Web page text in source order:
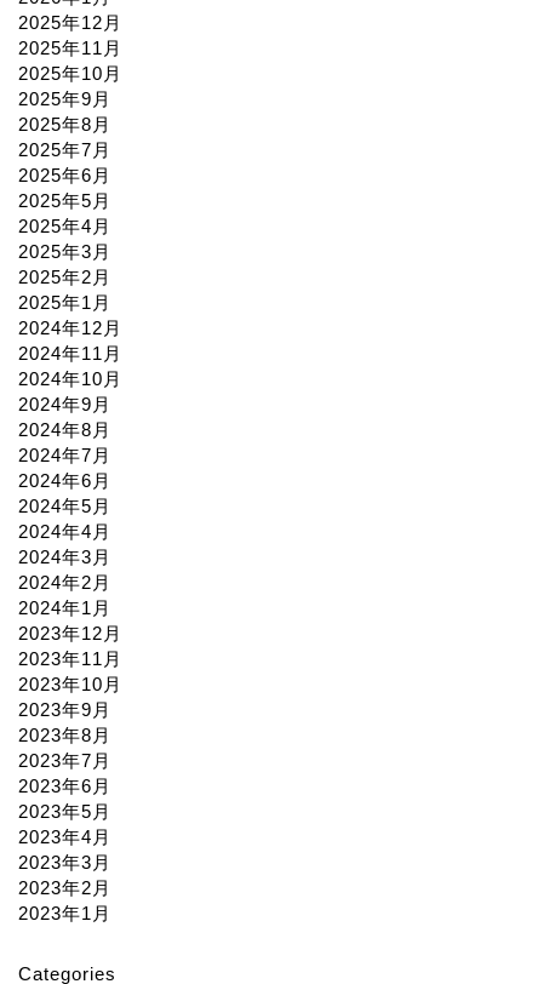
2025年12月
2025年11月
2025年10月
2025年9月
2025年8月
2025年7月
2025年6月
2025年5月
2025年4月
2025年3月
2025年2月
2025年1月
2024年12月
2024年11月
2024年10月
2024年9月
2024年8月
2024年7月
2024年6月
2024年5月
2024年4月
2024年3月
2024年2月
2024年1月
2023年12月
2023年11月
2023年10月
2023年9月
2023年8月
2023年7月
2023年6月
2023年5月
2023年4月
2023年3月
2023年2月
2023年1月
Categories